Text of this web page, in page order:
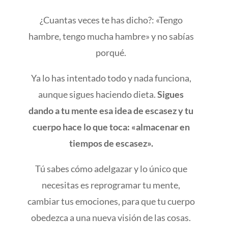
¿Cuantas veces te has dicho?: «Tengo
hambre, tengo mucha hambre» y no sabías
porqué.
Ya lo has intentado todo y nada funciona,
aunque sigues haciendo dieta.Sigues
dando a tu mente esa idea de escasez y tu
cuerpo hace lo que toca: «almacenar en
tiempos de escasez».
Tú sabes cómo adelgazar y lo único que
necesitas es reprogramar tu mente,
cambiar tus emociones, para que tu cuerpo
obedezca a una nueva visión de las cosas.